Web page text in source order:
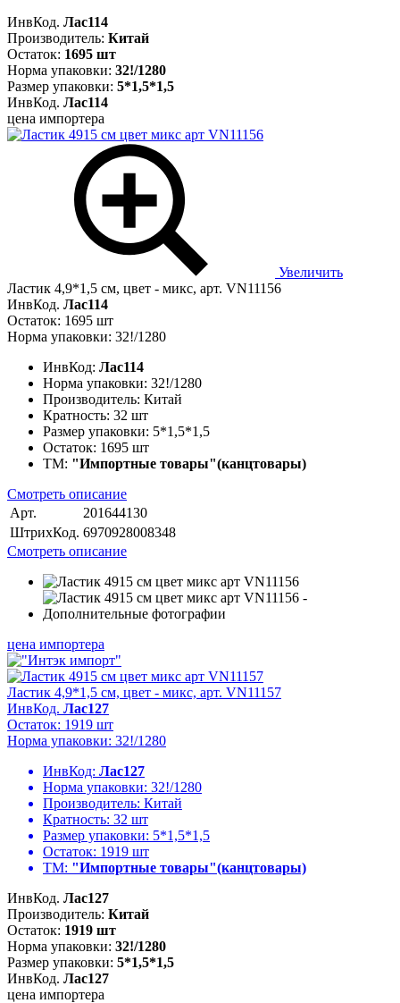
ИнвКод. Лас114
Производитель: Китай
Остаток: 1695 шт
Норма упаковки: 32!/1280
Размер упаковки: 5*1,5*1,5
ИнвКод. Лас114
цена импортера
Увеличить
Ластик 4,9*1,5 см, цвет - микс, арт. VN11156
ИнвКод. Лас114
Остаток: 1695 шт
Норма упаковки: 32!/1280
ИнвКод: Лас114
Норма упаковки: 32!/1280
Производитель: Китай
Кратность: 32 шт
Размер упаковки: 5*1,5*1,5
Остаток: 1695 шт
ТМ: "Импортные товары"(канцтовары)
Смотреть описание
Арт.
201644130
ШтрихКод. 6970928008348
Смотреть описание
цена импортера
Ластик 4,9*1,5 см, цвет - микс, арт. VN11157
ИнвКод. Лас127
Остаток: 1919 шт
Норма упаковки: 32!/1280
ИнвКод: Лас127
Норма упаковки: 32!/1280
Производитель: Китай
Кратность: 32 шт
Размер упаковки: 5*1,5*1,5
Остаток: 1919 шт
ТМ: "Импортные товары"(канцтовары)
ИнвКод. Лас127
Производитель: Китай
Остаток: 1919 шт
Норма упаковки: 32!/1280
Размер упаковки: 5*1,5*1,5
ИнвКод. Лас127
цена импортера